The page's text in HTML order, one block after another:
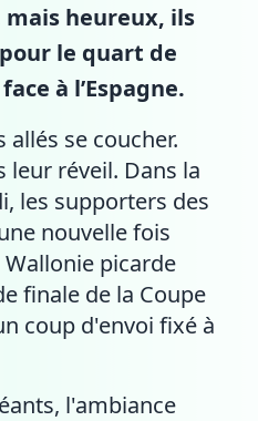
heureux, ils
le quart de
à l’Espagne.
allés se coucher.
leur réveil. Dans la
les supporters des
nouvelle fois
picarde
finale de la Coupe
coup d'envoi fixé à
l'ambiance